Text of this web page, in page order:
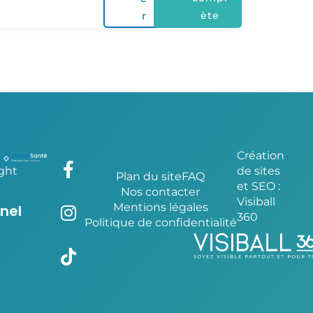
r
ète
Plan du siteFAQ
Nos contacter
Mentions légales
Politique de confidentialité
Création
de sites
et SEO :
Visiball
360